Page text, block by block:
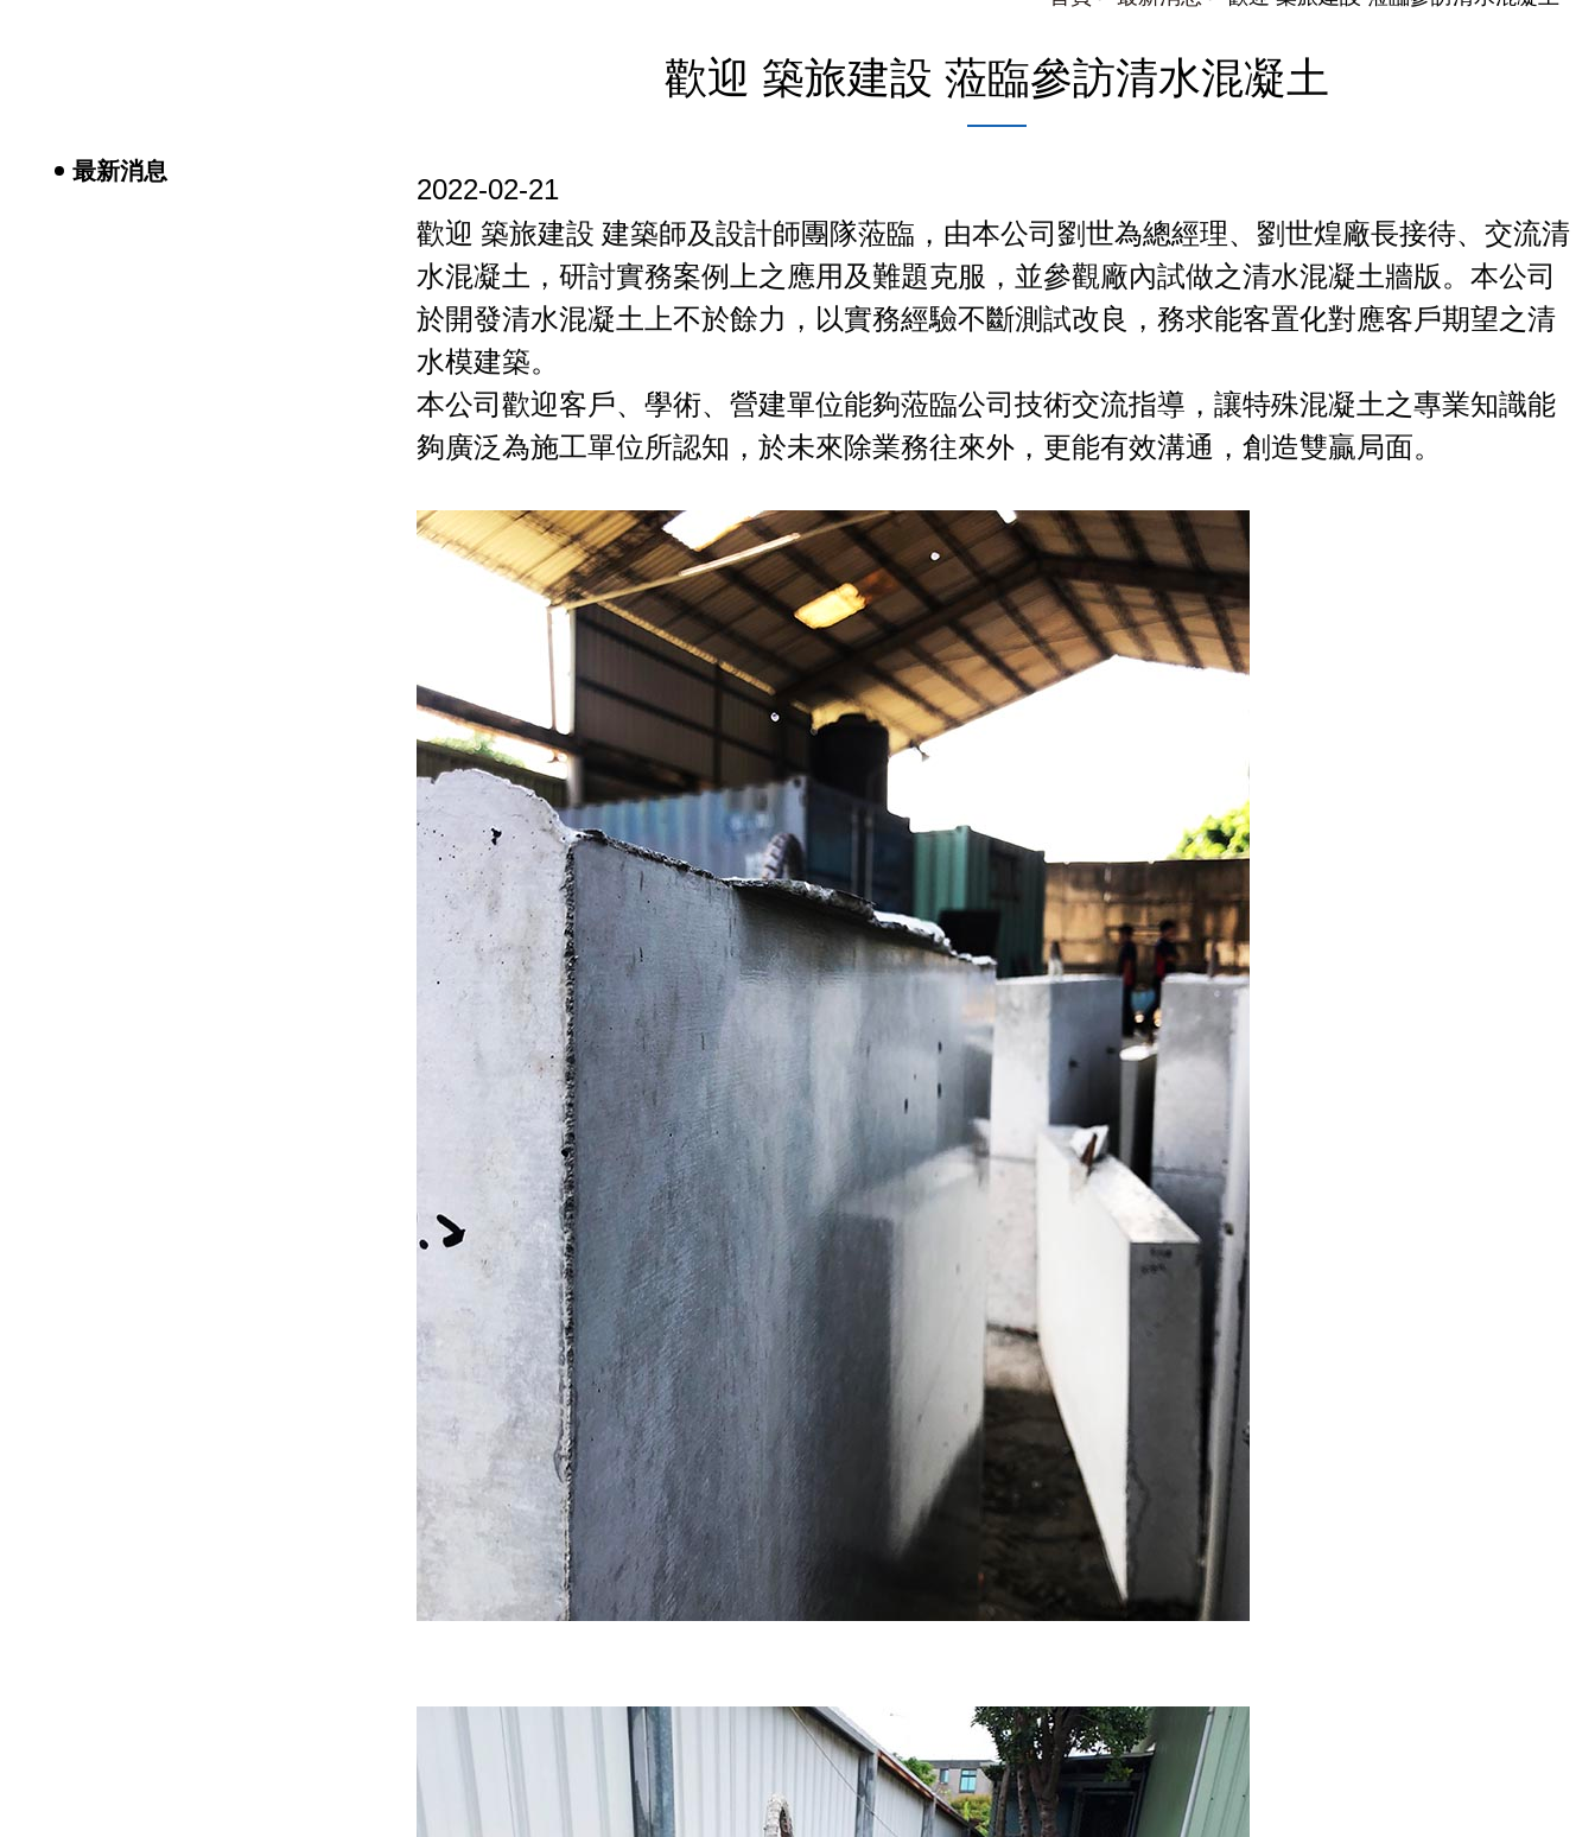
最新消息
歡迎 築旅建設 蒞臨參訪清水混凝土
2022-02-21
歡迎 築旅建設 建築師及設計師團隊蒞臨，由本公司劉世為總經理、劉世煌廠長接待、交流清
水混凝土，研討實務案例上之應用及難題克服，並參觀廠內試做之清水混凝土牆版。本公司
於開發清水混凝土上不於餘力，以實務經驗不斷測試改良，務求能客置化對應客戶期望之清
水模建築。
本公司歡迎客戶、學術、營建單位能夠蒞臨公司技術交流指導，讓特殊混凝土之專業知識能
夠廣泛為施工單位所認知，於未來除業務往來外，更能有效溝通，創造雙贏局面。